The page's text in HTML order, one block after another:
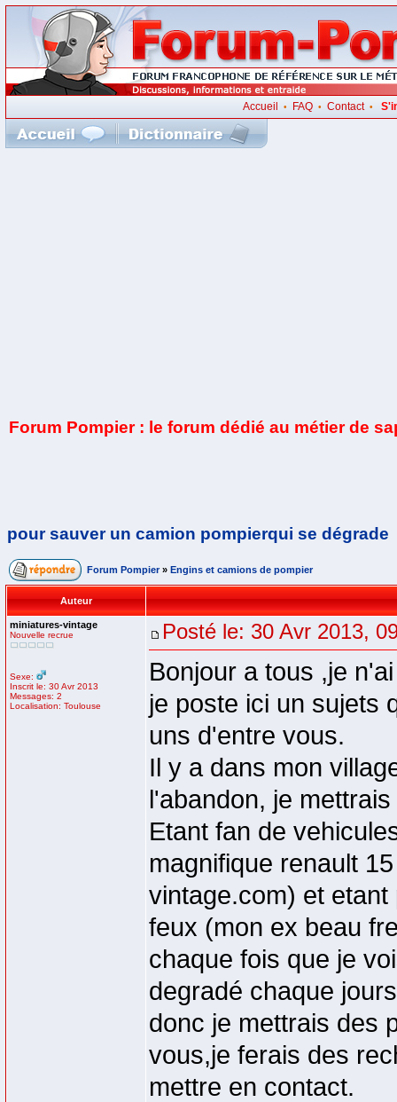
Accueil • FAQ• Contact•
Forum Pompier : le forum dédié au métier de
pour sauver un camion pompierqui se dégrade
Forum Pompier » Engins et camions de pompier
Auteur
miniatures-vintage
Nouvelle recrue
Sexe:
Inscrit le: 30 Avr 2013
Messages: 2
Localisation: Toulouse
Posté le: 30 Avr 2013,
Bonjour a tous ,je
je poste ici un sujets
uns d'entre vous.
Il y a dans mon
l'abandon, je
Etant fan de
magnifique renault
vintage.com) et
feux (mon ex beau
chaque fois que je
degradé chaque
donc je mettrais des
vous,je ferais des
mettre en contact.